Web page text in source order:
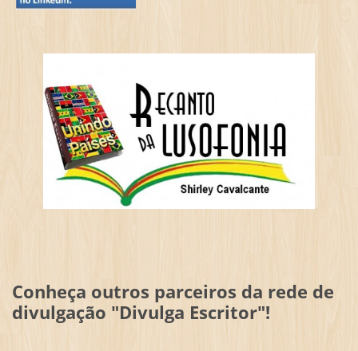
Conheça outros parceiros da rede de
divulgação "Divulga Escritor"!